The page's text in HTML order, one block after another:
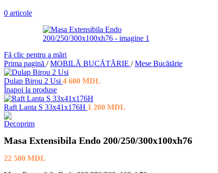
0 articole
Fă clic pentru a mări
Prima pagină / MOBILĂ BUCĂTĂRIE / Mese Bucătărie
Dulap Birou 2 Usi 4 600 MDL
Înapoi la produse
Raft Lanta S 33x41x176H 1 200 MDL
Masa Extensibila Endo 200/250/300x100xh76
22 500 MDL